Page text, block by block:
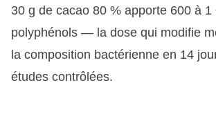
30 g de cacao 80 % apporte 600 à 1
polyphénols — la dose qui modifie
la composition bactérienne en 14
études contrôlées.